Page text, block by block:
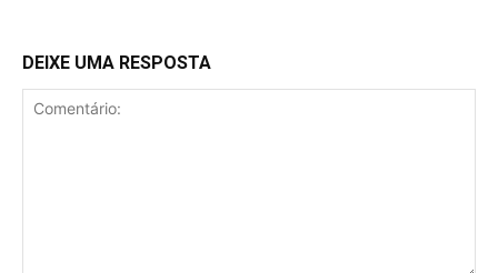
DEIXE UMA RESPOSTA